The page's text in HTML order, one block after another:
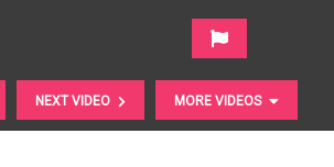
NEXT VIDEO MORE VIDEOS